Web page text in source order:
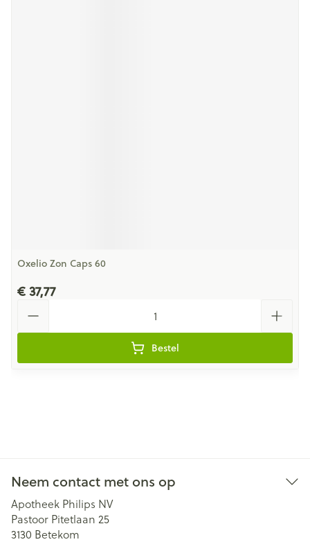
Oxelio Zon Caps 60
€ 37,77
Bestel
Neem contact met ons op
Apotheek Philips NV
Pastoor Pitetlaan 25
3130 Betekom